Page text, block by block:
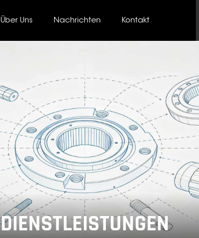
Über Uns Nachrichten Kontakt
DIENSTLEISTUNGEN